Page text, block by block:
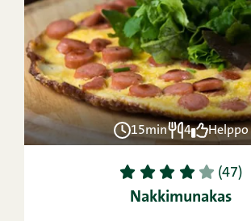
15min 4 Helppo
1 2 3 4 5 (47)
Nakkimunakas